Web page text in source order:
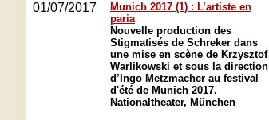
01/07/2017
Munich 2017 (1) : L’artiste en
paria
Nouvelle production des
Stigmatisés de Schreker dans
une mise en scène de Krzysztof
Warlikowski et sous la direction
d’Ingo Metzmacher au festival
d'été de Munich 2017.
Nationaltheater, München